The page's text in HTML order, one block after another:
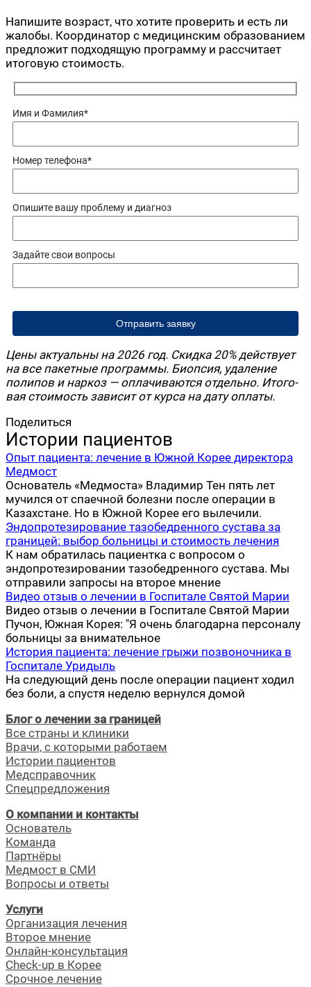
Напи­ши­те воз­раст, что хоти­те про­ве­рить и есть ли
жало­бы. Коор­ди­на­тор с меди­цин­ским обра­зо­ва­ни­ем
пред­ло­жит под­хо­дя­щую про­грам­му и рас­счи­та­ет
ито­го­вую стоимость.
Имя и Фамилия*
Номер теле­фо­на*
Опи­ши­те вашу про­бле­му и диагноз
Задай­те свои вопросы
Цены акту­аль­ны на 2026 год. Скид­ка 20% дей­ству­ет
на все пакет­ные про­грам­мы. Биоп­сия, уда­ле­ние
поли­пов и нар­коз — опла­чи­ва­ют­ся отдель­но. Ито­го­
вая сто­и­мость зави­сит от кур­са на дату оплаты.
Поделиться
Истории пациентов
Опыт пациента: лечение в Южной Корее директора
Медмост
Основатель «Медмоста» Владимир Тен пять лет
мучился от спаечной болезни после операции в
Казахстане. Но в Южной Корее его вылечили.
Эндопротезирование тазобедренного сустава за
границей: выбор больницы и стоимость лечения
К нам обратилась пациентка с вопросом о
эндопротезировании тазобедренного сустава. Мы
отправили запросы на второе мнение
Видео отзыв о лечении в Госпитале Святой Марии
Видео отзыв о лечении в Госпитале Святой Марии
Пучон, Южная Корея: "Я очень благодарна персоналу
больницы за внимательное
История пациента: лечение грыжи позвоночника в
Госпитале Уридыль
На следующий день после операции пациент ходил
без боли, а спустя неделю вернулся домой
Блог о лечении за границей
Все страны и клиники
Врачи, с которыми работаем
Истории пациентов
Медсправочник
Спецпредложения
О компании и контакты
Основатель
Команда
Партнёры
Медмост в СМИ
Вопросы и ответы
Услуги
Организация лечения
Второе мнение
Онлайн-консультация
Check-up в Корее
Срочное лечение